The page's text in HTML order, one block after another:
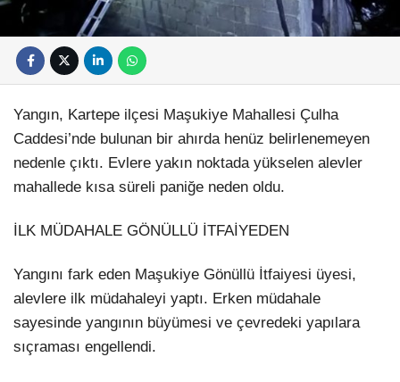
Yangın, Kartepe ilçesi Maşukiye Mahallesi Çulha
Caddesi’nde bulunan bir ahırda henüz belirlenemeyen
nedenle çıktı. Evlere yakın noktada yükselen alevler
mahallede kısa süreli paniğe neden oldu.
İLK MÜDAHALE GÖNÜLLÜ İTFAİYEDEN
Yangını fark eden Maşukiye Gönüllü İtfaiyesi üyesi,
alevlere ilk müdahaleyi yaptı. Erken müdahale
sayesinde yangının büyümesi ve çevredeki yapılara
sıçraması engellendi.